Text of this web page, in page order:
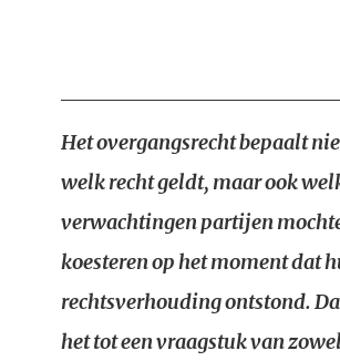
Het overgangsrecht bepaalt
welk recht geldt, maar ook
verwachtingen partijen
koesteren op het moment dat
rechtsverhouding ontstond.
het tot een vraagstuk van zowel